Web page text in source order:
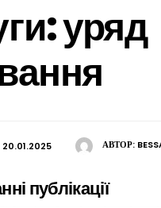
уряд
АВТОР:
20.01.2025
публікації